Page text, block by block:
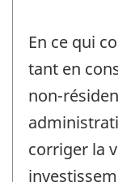
En ce qui
tant en
non-
corriger la